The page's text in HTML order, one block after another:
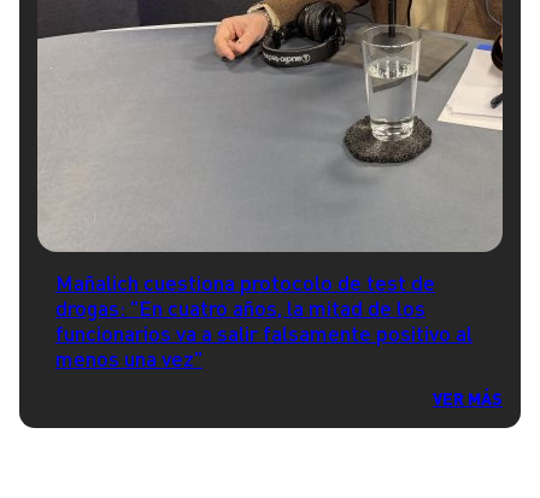
Mañalich cuestiona protocolo de test de
drogas: "En cuatro años, la mitad de los
funcionarios va a salir falsamente positivo al
menos una vez"
VER MÁS